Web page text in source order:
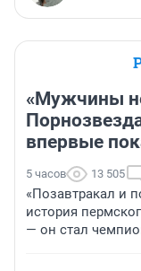
«Мужчины
впервые
5 часов 13 505
«Позавтракал и
история
— он стал